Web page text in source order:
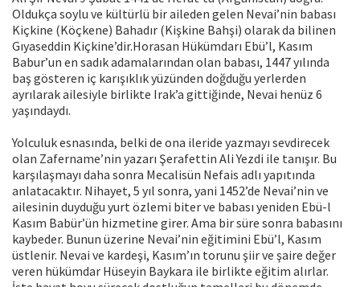
Oldukça soylu ve kültürlü bir aileden gelen Nevai’nin babası
Kiçkine (Köçkene) Bahadır (Kişkine Bahşi) olarak da bilinen
Gıyaseddin Kiçkine’dir.Horasan Hükümdarı Ebü’l, Kasım
Babur’un en sadık adamalarından olan babası, 1447 yılında
baş gösteren iç karışıklık yüzünden doğduğu yerlerden
ayrılarak ailesiyle birlikte Irak’a gittiğinde, Nevai henüz 6
yaşındaydı.
Yolculuk esnasında, belki de ona ileride yazmayı sevdirecek
olan Zafername’nin yazarı Şerafettin Ali Yezdi ile tanışır. Bu
karşılaşmayı daha sonra Mecalisün Nefais adlı yapıtında
anlatacaktır. Nihayet, 5 yıl sonra, yani 1452’de Nevai’nin ve
ailesinin duyduğu yurt özlemi biter ve babası yeniden Ebü-l
Kasım Babür’ün hizmetine girer. Ama bir süre sonra babasını
kaybeder. Bunun üzerine Nevai’nin eğitimini Ebü’l, Kasım
üstlenir. Nevai ve kardeşi, Kasım’ın torunu şiir ve şaire değer
veren hükümdar Hüseyin Baykara ile birlikte eğitim alırlar.